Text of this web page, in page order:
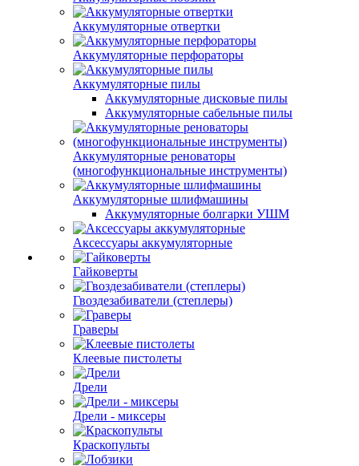
Аккумуляторные отвертки
Аккумуляторные перфораторы
Аккумуляторные пилы
Аккумуляторные дисковые пилы
Аккумуляторные сабельные пилы
Аккумуляторные реноваторы
(многофункциональные инструменты)
Аккумуляторные шлифмашины
Аккумуляторные болгарки УШМ
Аксессуары аккумуляторные
Гайковерты
Гвоздезабиватели (степлеры)
Граверы
Клеевые пистолеты
Дрели
Дрели - миксеры
Краскопульты